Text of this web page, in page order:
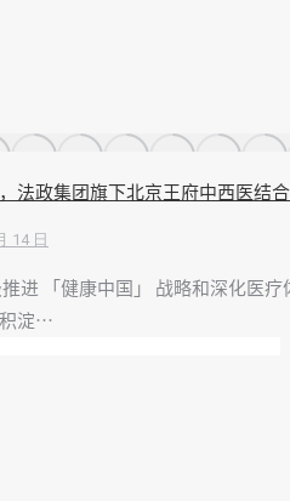
法政集团旗下北京王府中西医结
14 日
进 「健康中国」 战略和深化医
积淀…